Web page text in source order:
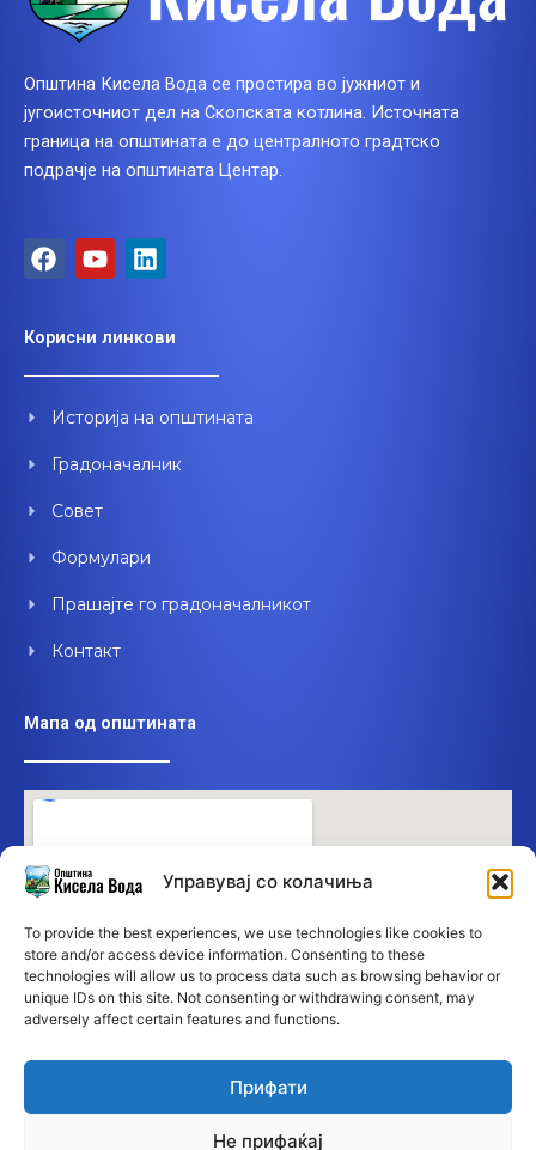
Управувај со колачиња
To provide the best experiences, we use technologies like cookies to
store and/or access device information. Consenting to these
technologies will allow us to process data such as browsing behavior or
unique IDs on this site. Not consenting or withdrawing consent, may
adversely affect certain features and functions.
Прифати
Не прифаќај
Општина Кисела Вода се простира во јужниот и
југоисточниот дел на Скопската котлина. Источната
граница на општината е до централното градтско
подрачје на општината Центар.
F
a
b
o
k
Y
o
u
b
L
i
e
d
n
Корисни линкови
Историја на општината
Градоначалник
Совет
Формулари
Прашајте го градоначалникот
Контакт
Мапа од општината